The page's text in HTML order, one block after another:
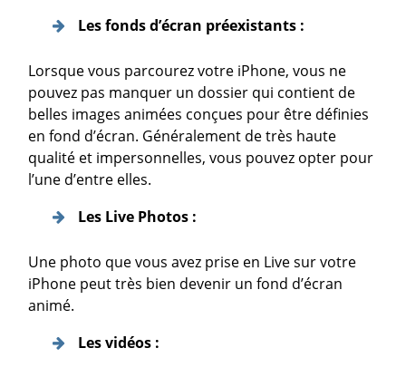
Les fonds d’écran préexistants :
Lorsque vous parcourez votre iPhone, vous ne
pouvez pas manquer un dossier qui contient de
belles images animées conçues pour être définies
en fond d’écran. Généralement de très haute
qualité et impersonnelles, vous pouvez opter pour
l’une d’entre elles.
Les Live Photos :
Une photo que vous avez prise en Live sur votre
iPhone peut très bien devenir un fond d’écran
animé.
Les vidéos :